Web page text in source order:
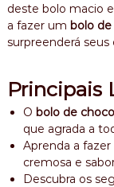
deste bolo macio
a fazer um bolo
surpreenderá seus
Principais
O bolo de
que agrada a
Aprenda a
cremosa e
Descubra os